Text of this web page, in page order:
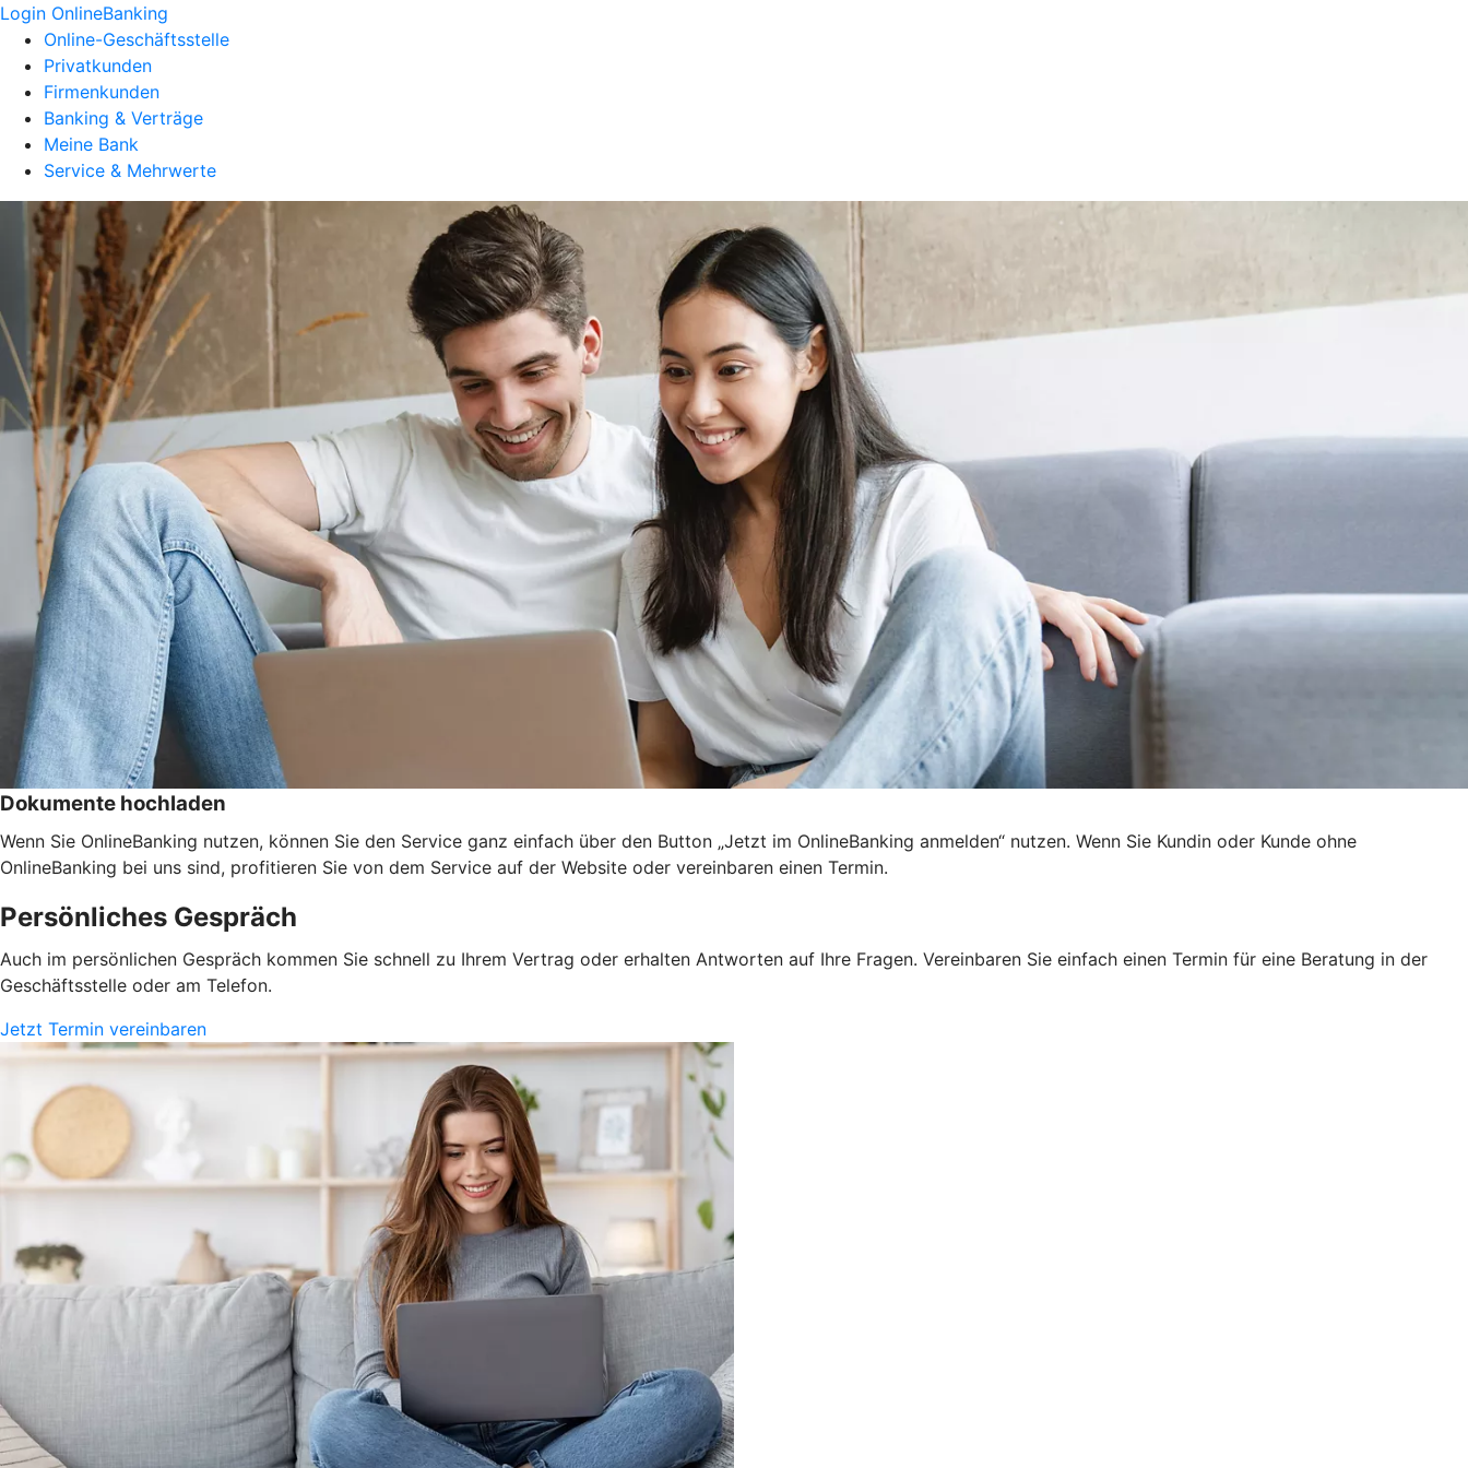
Login OnlineBanking
Online-Geschäftsstelle
Privatkunden
Firmenkunden
Banking & Verträge
Meine Bank
Service & Mehrwerte
Dokumente hochladen
Wenn Sie OnlineBanking nutzen, können Sie den Service ganz einfach über den Button „Jetzt im OnlineBanking anmelden“ nutzen. Wenn Sie Kundin oder Kunde ohne
OnlineBanking bei uns sind, profitieren Sie von dem Service auf der Website oder vereinbaren einen Termin.
Persönliches Gespräch
Auch im persönlichen Gespräch kommen Sie schnell zu Ihrem Vertrag oder erhalten Antworten auf Ihre Fragen. Vereinbaren Sie einfach einen Termin für eine Beratung in der
Geschäftsstelle oder am Telefon.
Jetzt Termin vereinbaren